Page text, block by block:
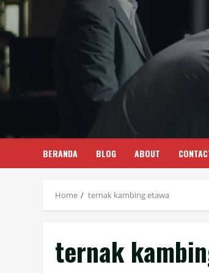
Skip
content
BERANDA BLOG ABOUT
Home ternak kambing etawa
ternak